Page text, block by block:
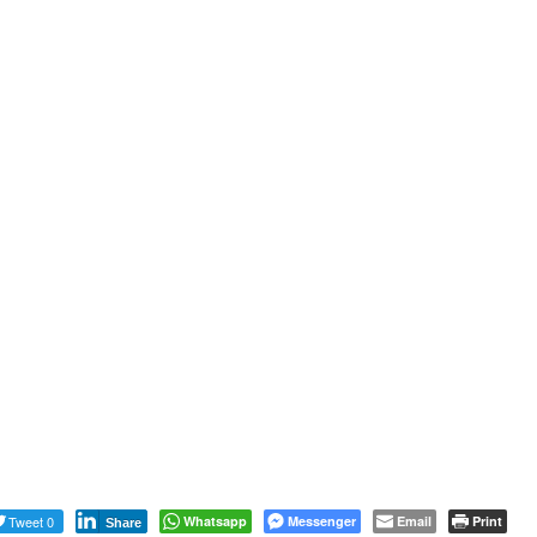
Tweet 0 Share Whatsapp Messenger Email Print